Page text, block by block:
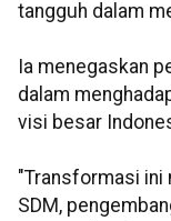
tangguh dalam
Ia menegaskan
dalam
visi besar
"Transformasi ini
SDM,